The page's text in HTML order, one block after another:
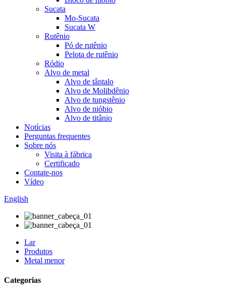
Sucata
Mo-Sucata
Sucata W
Rutênio
Pó de rutênio
Pelota de rutênio
Ródio
Alvo de metal
Alvo de tântalo
Alvo de Molibdênio
Alvo de tungstênio
Alvo de nióbio
Alvo de titânio
Notícias
Perguntas frequentes
Sobre nós
Visita à fábrica
Certificado
Contate-nos
Vídeo
English
Lar
Produtos
Metal menor
Categorias